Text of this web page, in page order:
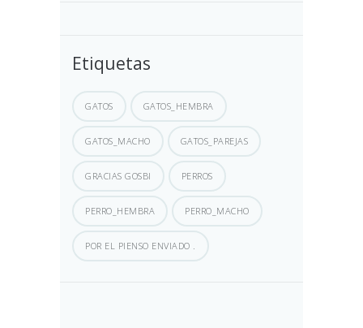
Etiquetas
GATOS GATOS_HEMBRA
GATOS_MACHO GATOS_PAREJAS
GRACIAS GOSBI PERROS
PERRO_HEMBRA PERRO_MACHO
POR EL PIENSO ENVIADO .